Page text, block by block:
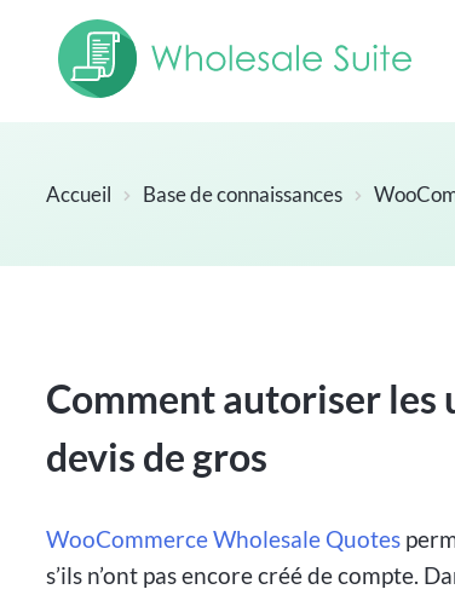
Accueil Base de connaissances
Comment autoriser les
devis de gros
WooCommerce Wholesale Quotes
s’ils n’ont pas encore créé de compte.